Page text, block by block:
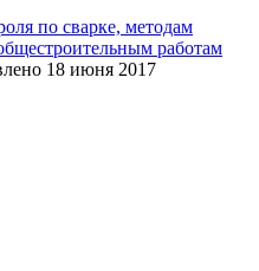
по сварке, методам
работам
18 июня 2017